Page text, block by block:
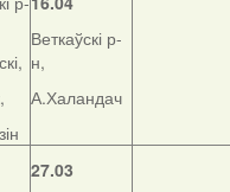
Веткаўскі р-
н,
А.Халандач
27.03